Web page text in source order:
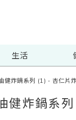
生活
炸鍋系列 (1) - 杏仁片
炸鍋系